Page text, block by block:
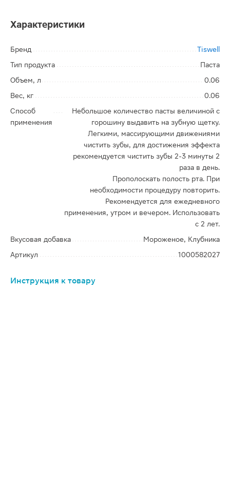
Характеристики
Бренд
Tiswell
Тип продукта
Паста
Объем, л
0.06
Вес, кг
0.06
Способ
применения
Небольшое количество пасты величиной с
горошину выдавить на зубную щетку.
Легкими, массирующими движениями
чистить зубы, для достижения эффекта
рекомендуется чистить зубы 2-3 минуты 2
раза в день.
Прополоскать полость рта. При
необходимости процедуру повторить.
Рекомендуется для ежедневного
применения, утром и вечером. Использовать
с 2 лет.
Вкусовая добавка
Мороженое, Клубника
Артикул
1000582027
Инструкция к товару